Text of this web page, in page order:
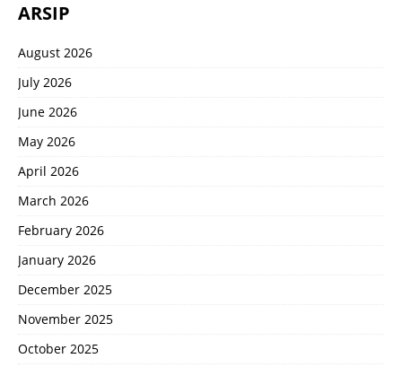
ARSIP
August 2026
July 2026
June 2026
May 2026
April 2026
March 2026
February 2026
January 2026
December 2025
November 2025
October 2025